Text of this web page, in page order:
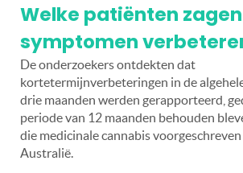
Welke patiënten
symptomen
De onderzoekers ontdekten dat
kortetermijnverbeteringen in de
drie maanden werden gerapporteerd,
periode van 12 maanden behouden
die medicinale cannabis
Australië.